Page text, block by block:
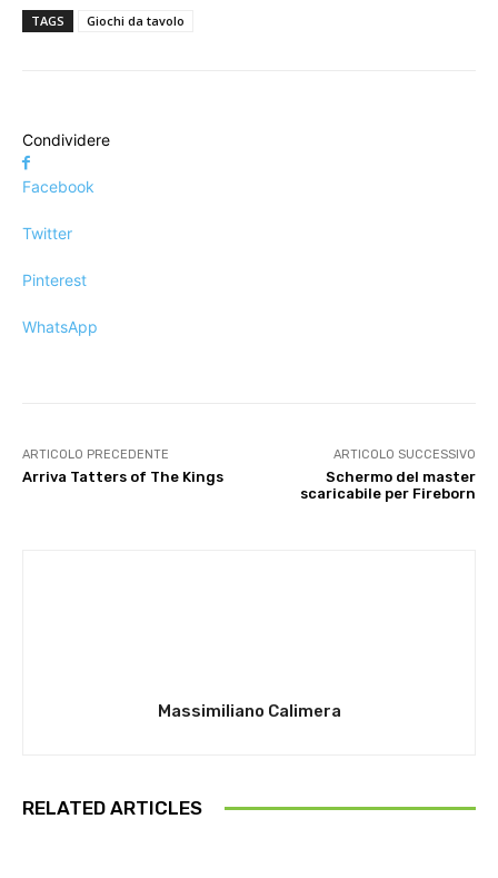
TAGS Giochi da tavolo
Condividere
Facebook
Twitter
Pinterest
WhatsApp
ARTICOLO PRECEDENTE
Arriva Tatters of The Kings
ARTICOLO SUCCESSIVO
Schermo del master
scaricabile per Fireborn
Massimiliano Calimera
RELATED ARTICLES